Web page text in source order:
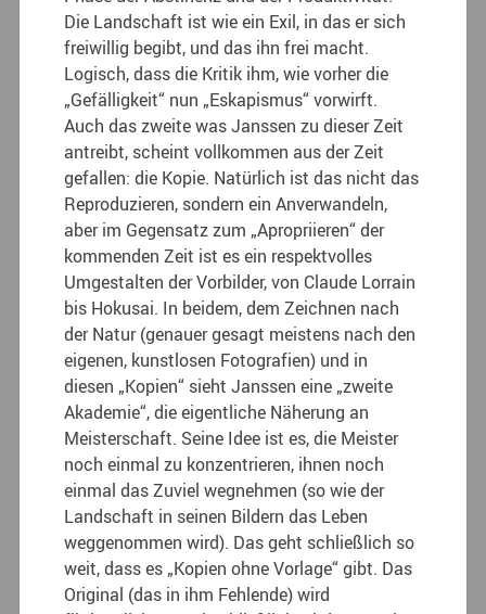
Die Landschaft ist wie ein Exil, in das er sich
freiwillig begibt, und das ihn frei macht.
Logisch, dass die Kritik ihm, wie vorher die
„Gefälligkeit“ nun „Eskapismus“ vorwirft.
Auch das zweite was Janssen zu dieser Zeit
antreibt, scheint vollkommen aus der Zeit
gefallen: die Kopie. Natürlich ist das nicht das
Reproduzieren, sondern ein Anverwandeln,
aber im Gegensatz zum „Apropriieren“ der
kommenden Zeit ist es ein respektvolles
Umgestalten der Vorbilder, von Claude Lorrain
bis Hokusai. In beidem, dem Zeichnen nach
der Natur (genauer gesagt meistens nach den
eigenen, kunstlosen Fotografien) und in
diesen „Kopien“ sieht Janssen eine „zweite
Akademie“, die eigentliche Näherung an
Meisterschaft. Seine Idee ist es, die Meister
noch einmal zu konzentrieren, ihnen noch
einmal das Zuviel wegnehmen (so wie der
Landschaft in seinen Bildern das Leben
weggenommen wird). Das geht schließlich so
weit, dass es „Kopien ohne Vorlage“ gibt. Das
Original (das in ihm Fehlende) wird